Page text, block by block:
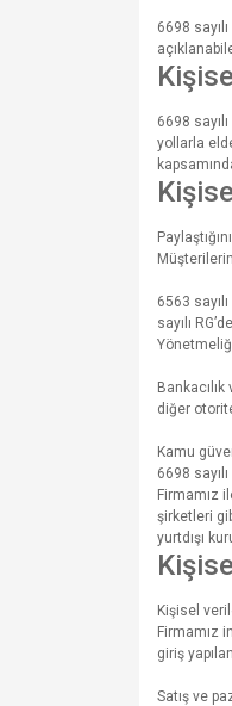
6698
6698
yollarla
6563
sayılı
diğer
Kamu
6698
Firmamız
şirketleri
yurtdışı
Kişisel
Firmamız
giriş
Satış ve